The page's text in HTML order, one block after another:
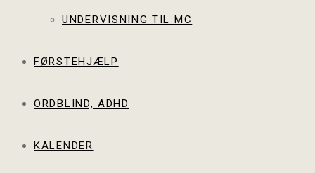
UNDERVISNING TIL MC
FØRSTEHJÆLP
ORDBLIND, ADHD
KALENDER